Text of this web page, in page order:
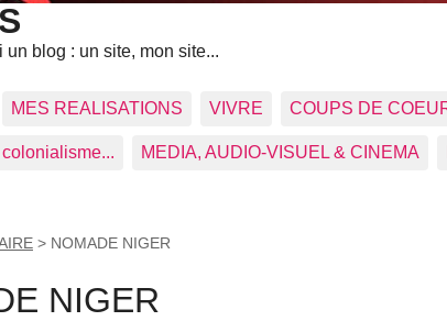
un blog : un site, mon site...
MES REALISATIONS VIVRE COUPS DE
MEDIA, AUDIO-VISUEL & CINEMA
> NOMADE NIGER
NIGER